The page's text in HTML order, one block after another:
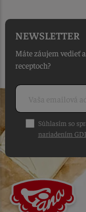
NEWSLETTER
Máte záujem vedieť
receptoch?
Súhlasím so
nariadením